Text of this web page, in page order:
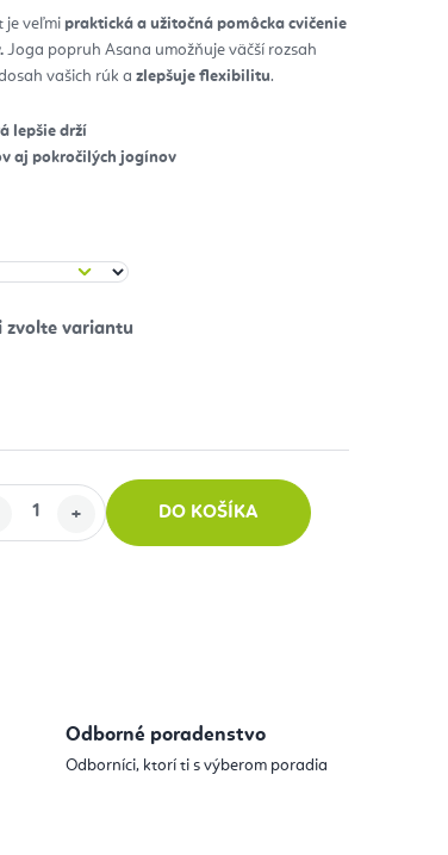
je veľmi praktická a užitočná pomôcka cvičenie
Joga popruh Asana umožňuje väčší rozsah
vašich rúk azlepšuje flexibilitu.
lepšie drží
aj pokročilých jogínov
DO KOŠÍKA
Odborné poradenstvo
Odborníci, ktorí ti s výberom poradia